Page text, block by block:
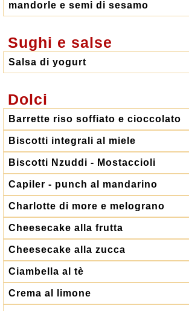
mandorle e semi di sesamo
Sughi e salse
Salsa di yogurt
Dolci
Barrette riso soffiato e cioccolato
Biscotti integrali al miele
Biscotti Nzuddi - Mostaccioli
Capiler - punch al mandarino
Charlotte di more e melograno
Cheesecake alla frutta
Cheesecake alla zucca
Ciambella al tè
Crema al limone